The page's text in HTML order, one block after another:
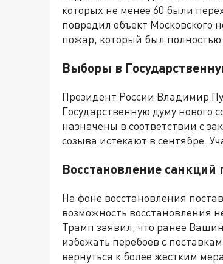
которых не менее 60 были
повредил объект Московского
пожар, который был полностью
Выборы в
Президент России Владимир
Государственную думу нового
назначены в соответствии с
созыва истекают в сентябре.
Восстановление санкций
На фоне восстановления
возможность восстановления
Трамп заявил, что ранее
избежать перебоев с
вернуться к более жестким